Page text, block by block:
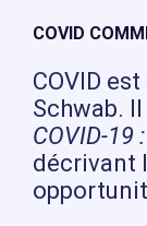
COVID
COVID
Schwab.
COVID-19
décrivant